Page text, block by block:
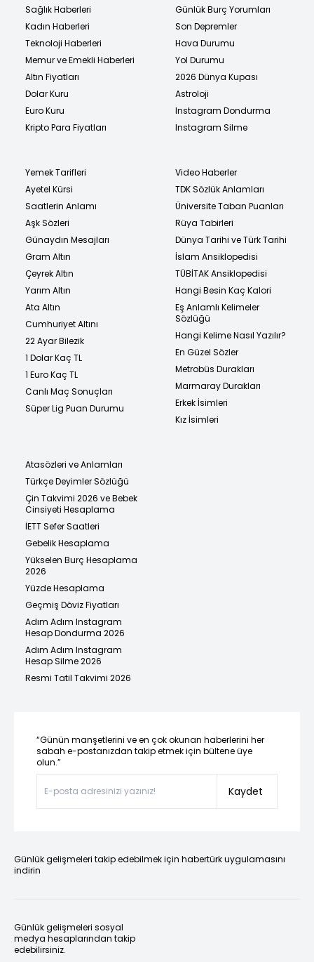
Sağlık Haberleri
Kadın Haberleri
Teknoloji Haberleri
Memur ve Emekli Haberleri
Altın Fiyatları
Dolar Kuru
Euro Kuru
Kripto Para Fiyatları
Günlük Burç Yorumları
Son Depremler
Hava Durumu
Yol Durumu
2026 Dünya Kupası
Astroloji
Instagram Dondurma
Instagram Silme
Yemek Tarifleri
Ayetel Kürsi
Saatlerin Anlamı
Aşk Sözleri
Günaydın Mesajları
Gram Altın
Çeyrek Altın
Yarım Altın
Ata Altın
Cumhuriyet Altını
22 Ayar Bilezik
1 Dolar Kaç TL
1 Euro Kaç TL
Canlı Maç Sonuçları
Süper Lig Puan Durumu
Video Haberler
TDK Sözlük Anlamları
Üniversite Taban Puanları
Rüya Tabirleri
Dünya Tarihi ve Türk Tarihi
İslam Ansiklopedisi
TÜBİTAK Ansiklopedisi
Hangi Besin Kaç Kalori
Eş Anlamlı Kelimeler
Sözlüğü
Hangi Kelime Nasıl Yazılır?
En Güzel Sözler
Metrobüs Durakları
Marmaray Durakları
Erkek İsimleri
Kız İsimleri
Atasözleri ve Anlamları
Türkçe Deyimler Sözlüğü
Çin Takvimi 2026 ve Bebek
Cinsiyeti Hesaplama
İETT Sefer Saatleri
Gebelik Hesaplama
Yükselen Burç Hesaplama
2026
Yüzde Hesaplama
Geçmiş Döviz Fiyatları
Adım Adım Instagram
Hesap Dondurma 2026
Adım Adım Instagram
Hesap Silme 2026
Resmi Tatil Takvimi 2026
“Günün manşetlerini ve en çok okunan haberlerini her
sabah e-postanızdan takip etmek için bültene üye
olun.”
Kaydet
Günlük gelişmeleri takip edebilmek için habertürk uygulamasını
indirin
Günlük gelişmeleri sosyal
medya hesaplarından takip
edebilirsiniz.